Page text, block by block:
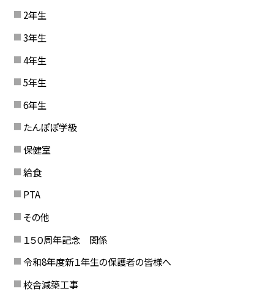
2年生
3年生
4年生
5年生
6年生
たんぽぽ学級
保健室
給食
PTA
その他
１５０周年記念 関係
令和8年度新１年生の保護者の皆様へ
校舎減築工事